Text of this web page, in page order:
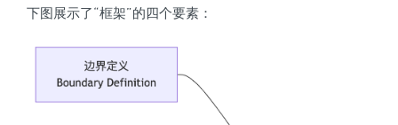
下图展示了“框架”的四个要素：